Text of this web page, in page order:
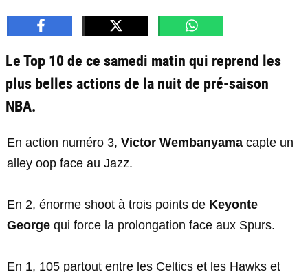
Le Top 10 de ce samedi matin qui reprend les
plus belles actions de la nuit de pré-saison
NBA.
En action numéro 3, Victor Wembanyama capte un
alley oop face au Jazz.
En 2, énorme shoot à trois points de Keyonte
George qui force la prolongation face aux Spurs.
En 1, 105 partout entre les Celtics et les Hawks et